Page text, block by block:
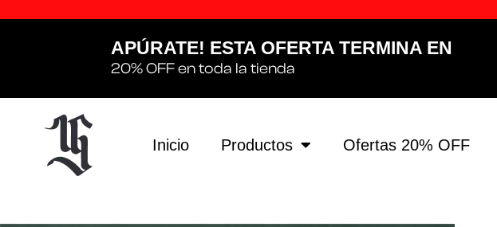
APÚRATE! ESTA OFERTA TERMINA EN
20% OFF en toda la tienda
Inicio Productos Ofertas 20% OFF